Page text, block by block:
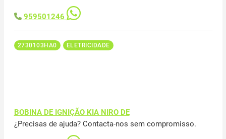
959501246
2730103HA0 ELETRICIDADE
BOBINA DE IGNIÇÃO KIA NIRO DE
¿Precisas de ajuda? Contacta-nos sem compromisso.